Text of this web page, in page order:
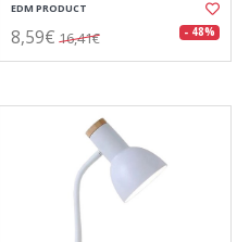
EDM PRODUCT
8,59€ 16,41€ - 48%